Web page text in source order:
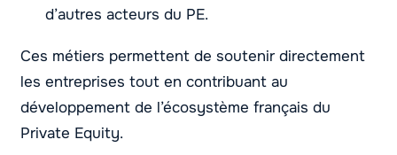
d’autres acteurs du PE.
Ces métiers permettent de soutenir directement
les entreprises tout en contribuant au
développement de l’écosystème français du
Private Equity.